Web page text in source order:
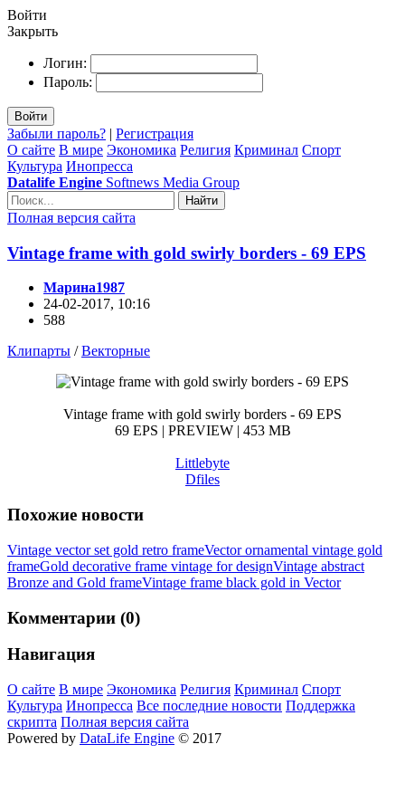
Войти
Закрыть
Логин:
Пароль:
Войти
Забыли пароль? | Регистрация
О сайте В мире Экономика Религия Криминал Спорт
Культура Инопресса
Datalife Engine Softnews Media Group
Найти
Полная версия сайта
Vintage frame with gold swirly borders - 69 EPS
Марина1987
24-02-2017, 10:16
588
Клипарты /Векторные
Vintage frame with gold swirly borders - 69 EPS
69 EPS | PREVIEW | 453 MB
Littlebyte
Dfiles
Похожие новости
Vintage vector set gold retro frameVector ornamental vintage gold
frameGold decorative frame vintage for designVintage abstract
Bronze and Gold frameVintage frame black gold in Vector
Комментарии (0)
Навигация
О сайте В мире Экономика Религия Криминал Спорт
Культура Инопресса Все последние новости Поддержка
скрипта Полная версия сайта
Powered by DataLife Engine © 2017